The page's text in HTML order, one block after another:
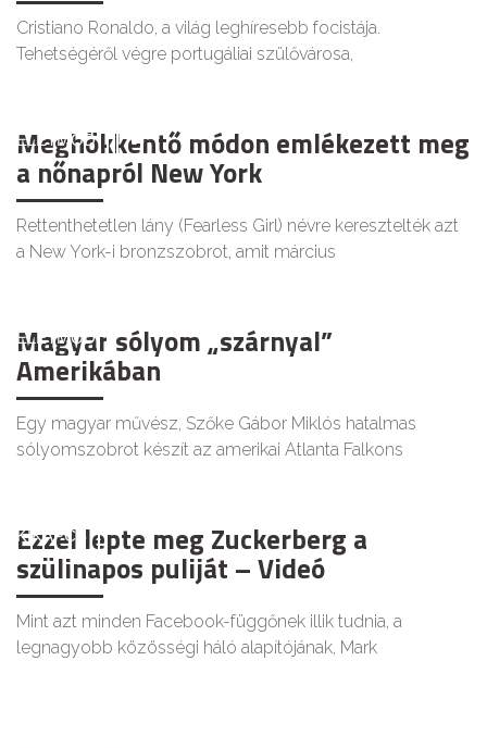
Cristiano Ronaldo, a világ leghíresebb focistája.
Tehetségéről végre portugáliai szülővárosa,
ÉLETMÓD
Meghökkentő módon emlékezett meg
a nőnapról New York
Rettenthetetlen lány (Fearless Girl) névre keresztelték azt
a New York-i bronzszobrot, amit március
ÉLETMÓD
Magyar sólyom „szárnyal”
Amerikában
Egy magyar művész, Szőke Gábor Miklós hatalmas
sólyomszobrot készít az amerikai Atlanta Falkons
KIKAPCS
Ezzel lepte meg Zuckerberg a
szülinapos puliját – Videó
Mint azt minden Facebook-függőnek illik tudnia, a
legnagyobb közösségi háló alapítójának, Mark